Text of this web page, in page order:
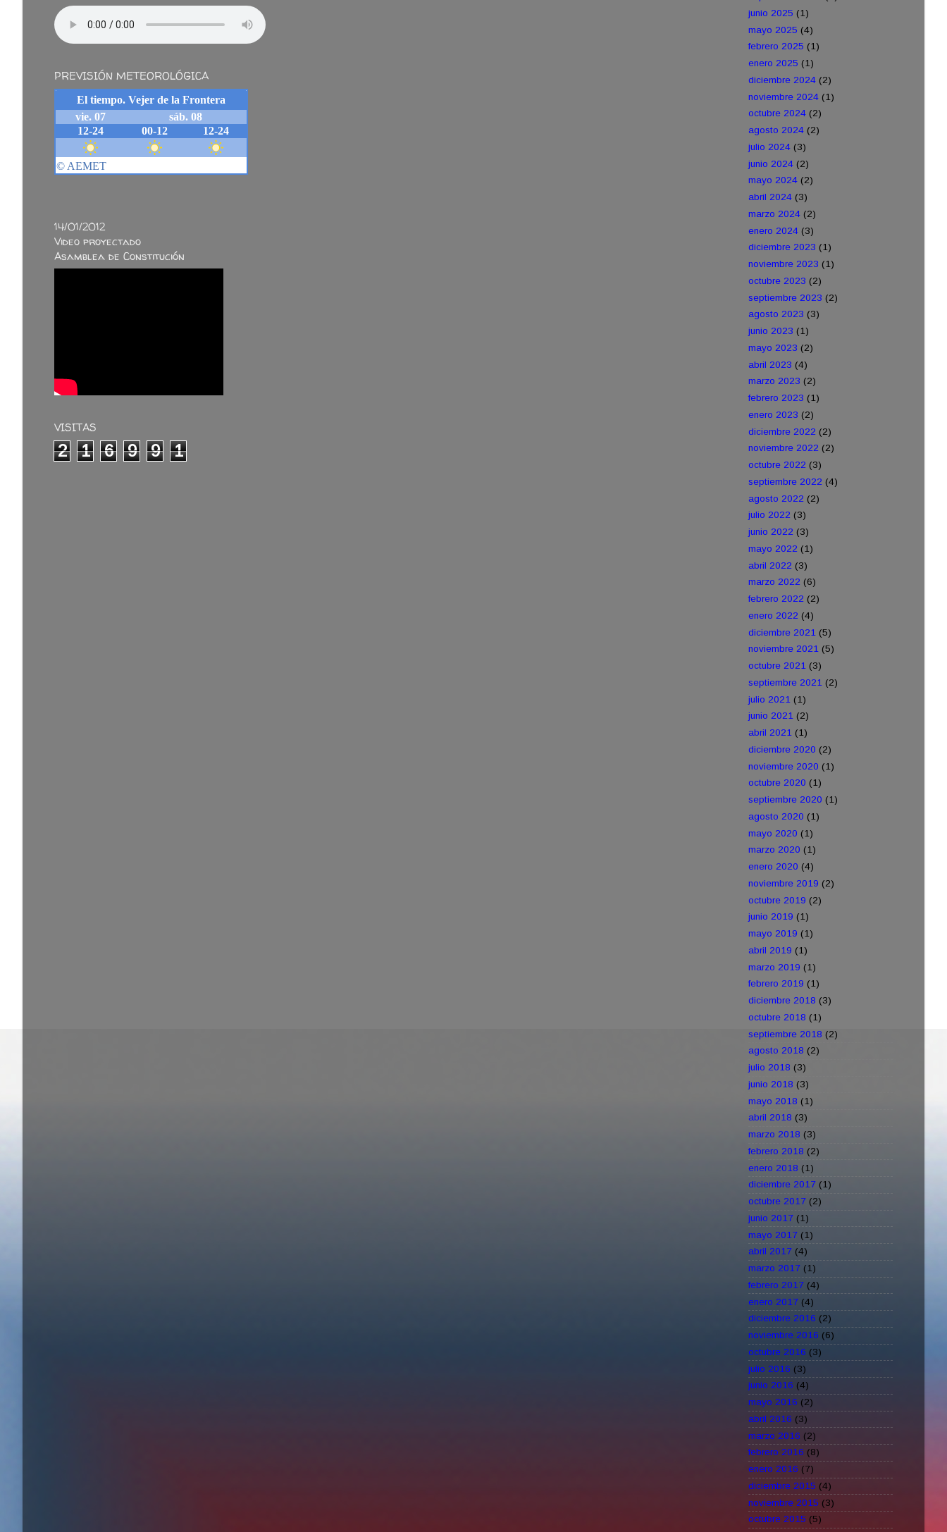
PREVISIÓN METEOROLÓGICA
14/01/2012
Video proyectado
Asamblea de Constitución
VISITAS
2 1 6 9 9 1
junio 2025 (1)
mayo 2025 (4)
febrero 2025 (1)
enero 2025 (1)
diciembre 2024 (2)
noviembre 2024 (1)
octubre 2024 (2)
agosto 2024 (2)
julio 2024 (3)
junio 2024 (2)
mayo 2024 (2)
abril 2024 (3)
marzo 2024 (2)
enero 2024 (3)
diciembre 2023 (1)
noviembre 2023 (1)
octubre 2023 (2)
septiembre 2023 (2)
agosto 2023 (3)
junio 2023 (1)
mayo 2023 (2)
abril 2023 (4)
marzo 2023 (2)
febrero 2023 (1)
enero 2023 (2)
diciembre 2022 (2)
noviembre 2022 (2)
octubre 2022 (3)
septiembre 2022 (4)
agosto 2022 (2)
julio 2022 (3)
junio 2022 (3)
mayo 2022 (1)
abril 2022 (3)
marzo 2022 (6)
febrero 2022 (2)
enero 2022 (4)
diciembre 2021 (5)
noviembre 2021 (5)
octubre 2021 (3)
septiembre 2021 (2)
julio 2021 (1)
junio 2021 (2)
abril 2021 (1)
diciembre 2020 (2)
noviembre 2020 (1)
octubre 2020 (1)
septiembre 2020 (1)
agosto 2020 (1)
mayo 2020 (1)
marzo 2020 (1)
enero 2020 (4)
noviembre 2019 (2)
octubre 2019 (2)
junio 2019 (1)
mayo 2019 (1)
abril 2019 (1)
marzo 2019 (1)
febrero 2019 (1)
diciembre 2018 (3)
octubre 2018 (1)
septiembre 2018 (2)
agosto 2018 (2)
julio 2018 (3)
junio 2018 (3)
mayo 2018 (1)
abril 2018 (3)
marzo 2018 (3)
febrero 2018 (2)
enero 2018 (1)
diciembre 2017 (1)
octubre 2017 (2)
junio 2017 (1)
mayo 2017 (1)
abril 2017 (4)
marzo 2017 (1)
febrero 2017 (4)
enero 2017 (4)
diciembre 2016 (2)
noviembre 2016 (6)
octubre 2016 (3)
julio 2016 (3)
junio 2016 (4)
mayo 2016 (2)
abril 2016 (3)
marzo 2016 (2)
febrero 2016 (8)
enero 2016 (7)
diciembre 2015 (4)
noviembre 2015 (3)
octubre 2015 (5)